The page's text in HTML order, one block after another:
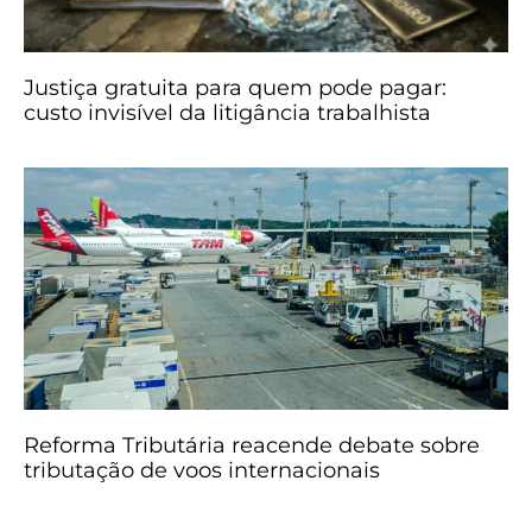
Justiça gratuita para quem pode pagar:
custo invisível da litigância trabalhista
Reforma Tributária reacende debate sobre
tributação de voos internacionais